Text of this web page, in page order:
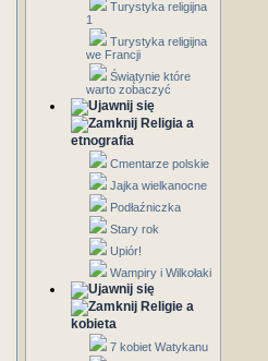
Turystyka religijna
1
Turystyka religijna
we Francji
Świątynie które
warto zobaczyć
Religia a
etnografia
Cmentarze polskie
Jajka wielkanocne
Podłaźniczka
Stary rok
Upiór!
Wampiry i Wilkołaki
Religie a
kobieta
7 kobiet Watykanu